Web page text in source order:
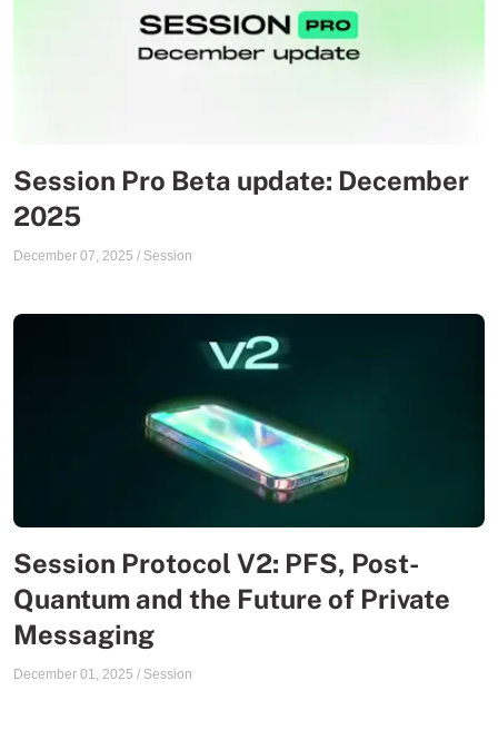
Session Pro Beta update: December
2025
December 07, 2025 / Session
Session Protocol V2: PFS, Post-
Quantum and the Future of Private
Messaging
December 01, 2025 / Session